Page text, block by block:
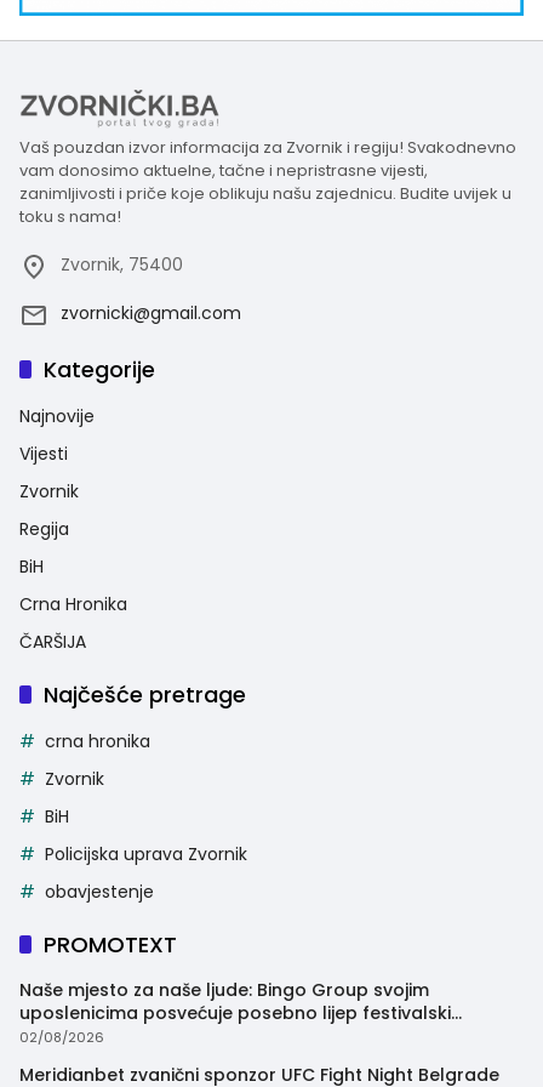
Vaš pouzdan izvor informacija za Zvornik i regiju! Svakodnevno
vam donosimo aktuelne, tačne i nepristrasne vijesti,
zanimljivosti i priče koje oblikuju našu zajednicu. Budite uvijek u
toku s nama!
Zvornik, 75400
zvornicki@gmail.com
Kategorije
Najnovije
Vijesti
Zvornik
Regija
BiH
Crna Hronika
ČARŠIJA
Najčešće pretrage
crna hronika
Zvornik
BiH
Policijska uprava Zvornik
obavjestenje
PROMOTEXT
Naše mjesto za naše ljude: Bingo Group svojim
uposlenicima posvećuje posebno lijep festivalski
trenutak
02/08/2026
Meridianbet zvanični sponzor UFC Fight Night Belgrade